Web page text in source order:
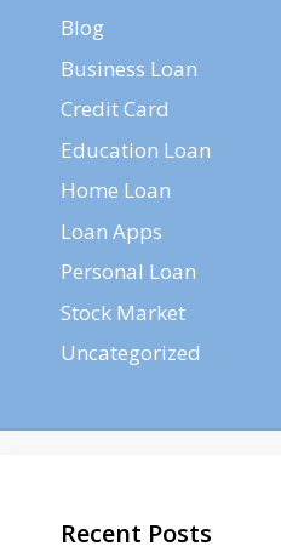
Blog
Business Loan
Credit Card
Education Loan
Home Loan
Loan Apps
Personal Loan
Stock Market
Uncategorized
Recent Posts